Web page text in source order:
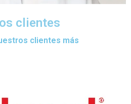
clientes
clientes más